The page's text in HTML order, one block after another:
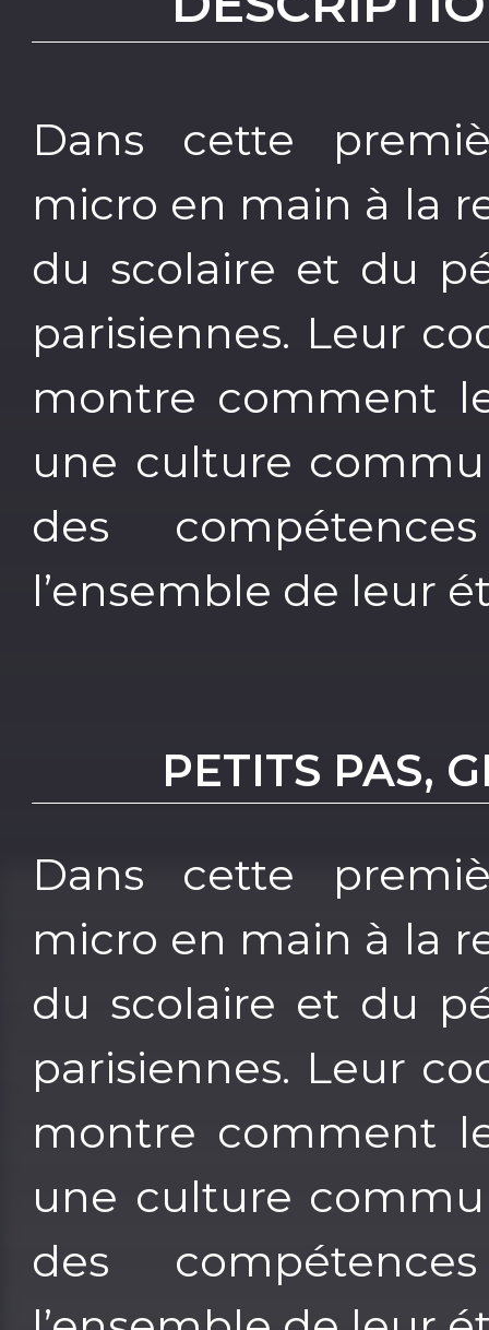
Dans cette
micro en main à la
du scolaire et du
parisiennes. Leur
montre comment
une culture
des
l’ensemble de leur
PETITS PAS,
Dans cette
micro en main à la
du scolaire et du
parisiennes. Leur
montre comment
une culture
des